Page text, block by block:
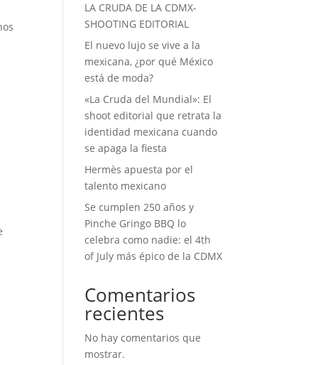
LA CRUDA DE LA CDMX-
SHOOTING EDITORIAL
El nuevo lujo se vive a la
mexicana, ¿por qué México
está de moda?
«La Cruda del Mundial»: El
shoot editorial que retrata la
identidad mexicana cuando
se apaga la fiesta
Hermès apuesta por el
talento mexicano
Se cumplen 250 años y
Pinche Gringo BBQ lo
celebra como nadie: el 4th
of July más épico de la CDMX
Comentarios
recientes
No hay comentarios que
mostrar.